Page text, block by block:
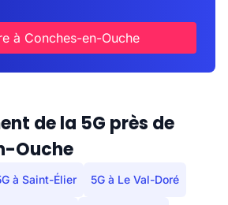
à Conches-en-Ouche
de la 5G près de
Ouche
à Saint-Élier 5G à Le Val-Doré